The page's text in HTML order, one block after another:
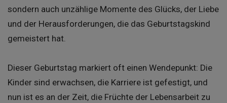
sondern auch unzählige Momente des Glücks, der Liebe
und der Herausforderungen, die das Geburtstagskind
gemeistert hat.
Dieser Geburtstag markiert oft einen Wendepunkt: Die
Kinder sind erwachsen, die Karriere ist gefestigt, und
nun ist es an der Zeit, die Früchte der Lebensarbeit zu